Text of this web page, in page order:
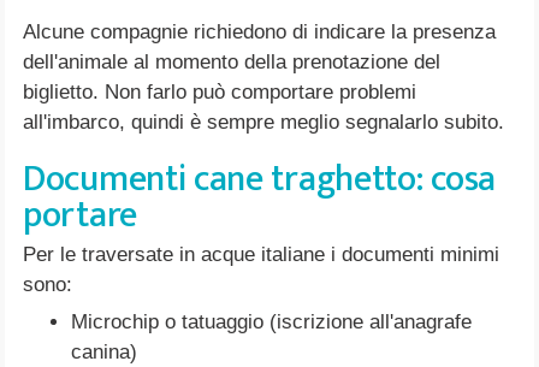
Alcune compagnie richiedono di indicare la presenza
dell'animale al momento della prenotazione del
biglietto. Non farlo può comportare problemi
all'imbarco, quindi è sempre meglio segnalarlo subito.
Documenti cane traghetto: cosa
portare
Per le traversate in acque italiane i documenti minimi
sono:
Microchip o tatuaggio (iscrizione all'anagrafe
canina)